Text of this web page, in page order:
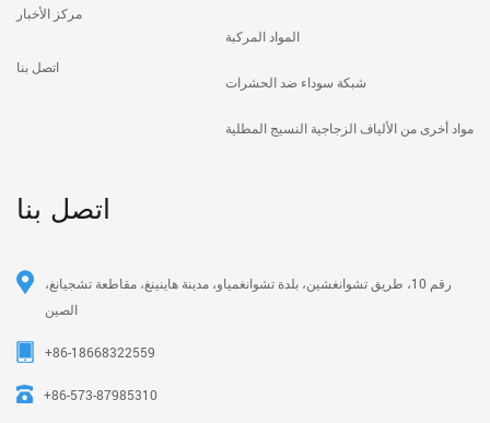
مركز الأخبار
اتصل بنا
المواد المركبة
شبكة سوداء ضد الحشرات
مواد أخرى من الألياف الزجاجية النسيج المطلية
اتصل بنا
رقم 10، طريق تشوانغشين، بلدة تشوانغمياو، مدينة هاينينغ، مقاطعة تشجيانغ،
الصين
+86-18668322559
+86-573-87985310